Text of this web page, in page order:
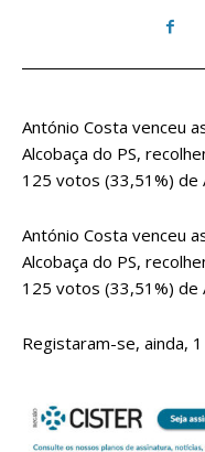
António Costa venceu
Alcobaça do PS,
125 votos (33,51%) de
António Costa venceu
Alcobaça do PS,
125 votos (33,51%) de
Registaram-se, ainda,